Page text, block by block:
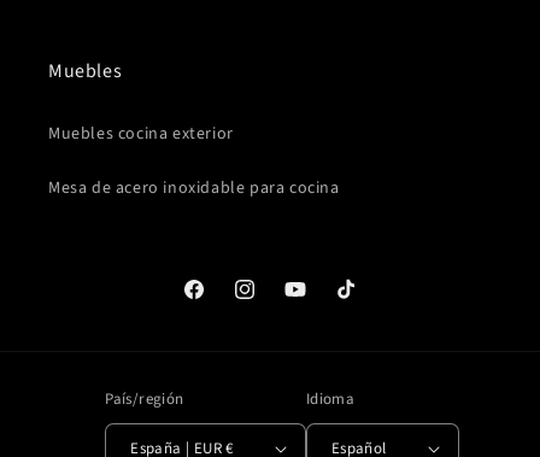
Muebles
Muebles cocina exterior
Mesa de acero inoxidable para cocina
FacebookInstagramYouTubeTikTok
País/región
España | EUR €
Idioma
Español